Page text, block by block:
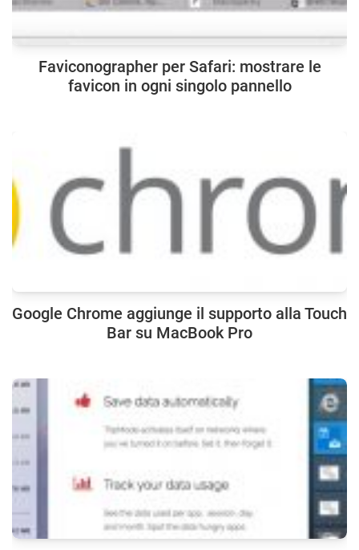
Faviconographer per Safari: mostrare le
favicon in ogni singolo pannello
Google Chrome aggiunge il supporto alla Touch
Bar su MacBook Pro